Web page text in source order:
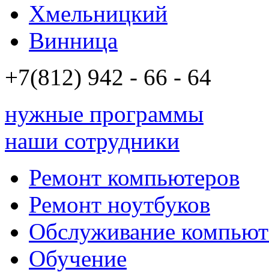
Хмельницкий
Винница
+7(812) 942 - 66 - 64
нужные программы
наши сотрудники
Ремонт компьютеров
Ремонт ноутбуков
Обслуживание
Обучение